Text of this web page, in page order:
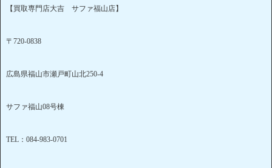
【買取専門店大吉 サファ福山店】
〒720-0838
広島県福山市瀬戸町山北250-4
サファ福山08号棟
TEL：084-983-0701